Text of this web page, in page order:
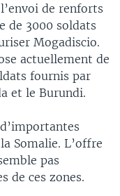
de renforts
de 3000 soldats
Mogadiscio.
actuellement de
fournis par
et le Burundi.
Somalie. L’offre
pas
de ces zones.